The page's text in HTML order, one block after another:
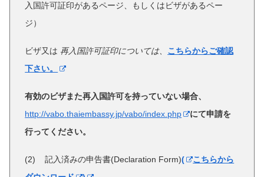
入国許可証印があるページ、もしくはビザがあるペー
ジ）
ビザ又は 再入国許可証印については、 こちらからご確認
下さい。
有効のビザまた再入国許可を持っていない場合、
http://vabo.thaiembassy.jp/vabo/index.php
にて申請を
行ってください。
(2) 記入済みの申告書(Declaration Form)(
こちらから